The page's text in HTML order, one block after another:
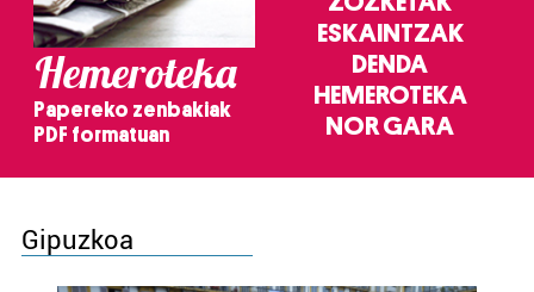
Hemeroteka
Papereko zenbakiak
PDF formatuan
ESKAINTZAK
DENDA
HEMEROTEKA
NOR GARA
Gipuzkoa